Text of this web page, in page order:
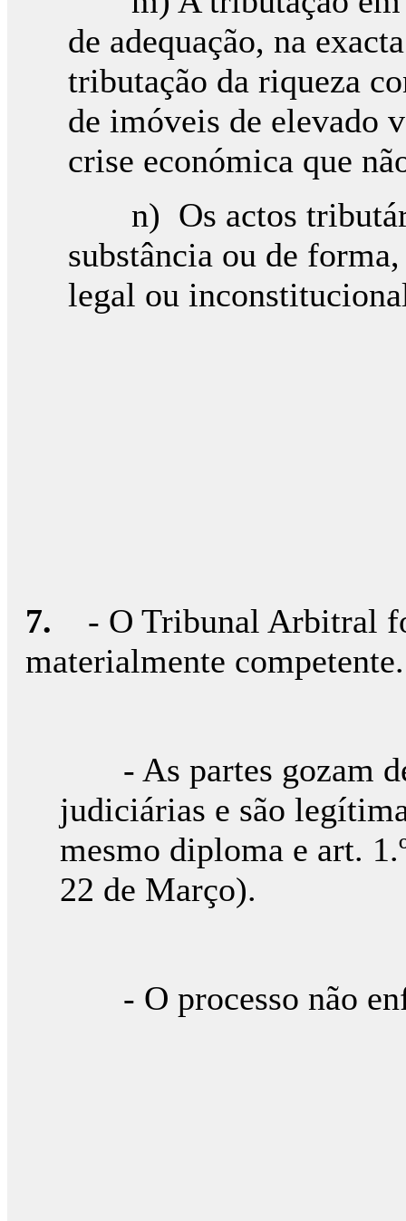
de adequação, na
tributação da riqueza
de imóveis de elevado
crise económica que
n) Os actos
substância ou de
legal ou
7. - O Tribunal Arbitral
materialmente competente.
- As partes gozam de
judiciárias e são
mesmo diploma e art.
22 de Março).
- O processo não